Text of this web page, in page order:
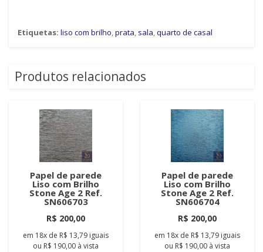
Etiquetas: liso com brilho,prata, sala,quarto de casal
Produtos relacionados
Papel de parede
Liso com Brilho
Stone Age 2 Ref.
SN606703
R$ 200,00
em 18x de R$ 13,79 iguais
ou R$ 190,00 à vista
Papel de parede
Liso com Brilho
Stone Age 2 Ref.
SN606704
R$ 200,00
em 18x de R$ 13,79 iguais
ou R$ 190,00 à vista